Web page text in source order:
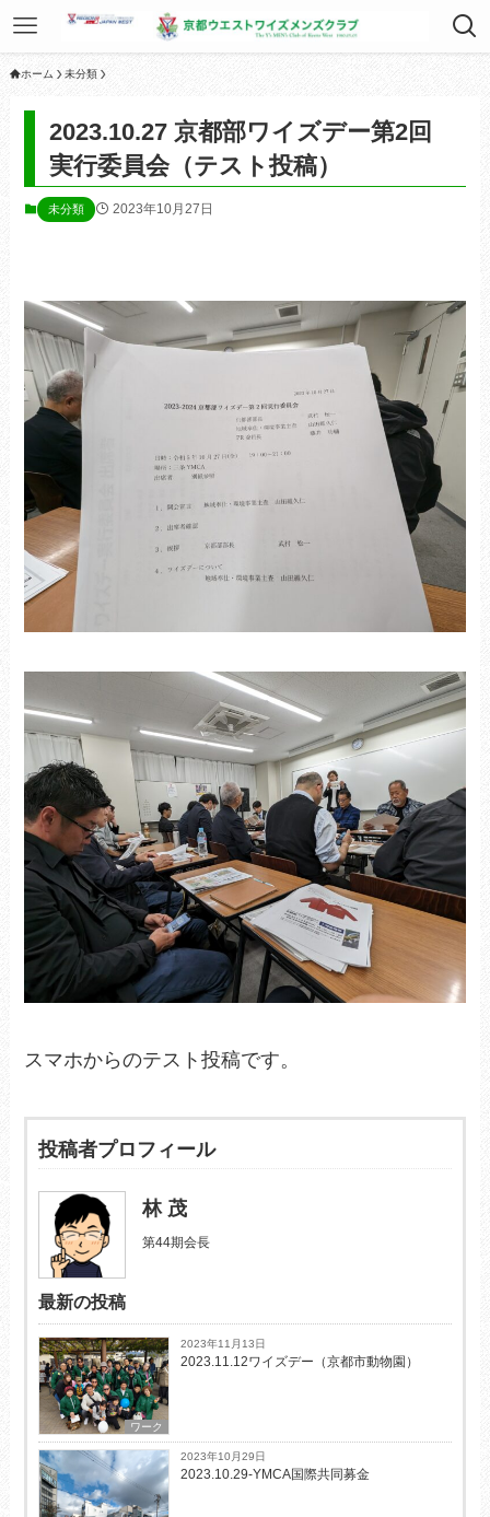
ホーム 未分類
2023.10.27 京都部ワイズデー第2回
実行委員会（テスト投稿）
未分類 2023年10月27日
スマホからのテスト投稿です。
投稿者プロフィール
林 茂
第44期会長
最新の投稿
ワーク
2023年11月13日
2023.11.12ワイズデー（京都市動物園）
2023年10月29日
2023.10.29-YMCA国際共同募金